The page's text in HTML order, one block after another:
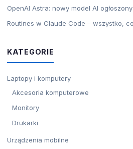
OpenAI Astra: nowy model AI
Routines w Claude Code – wszystko,
KATEGORIE
Laptopy i komputery
Akcesoria komputerowe
Monitory
Drukarki
Urządzenia mobilne